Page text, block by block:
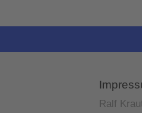
Ralf